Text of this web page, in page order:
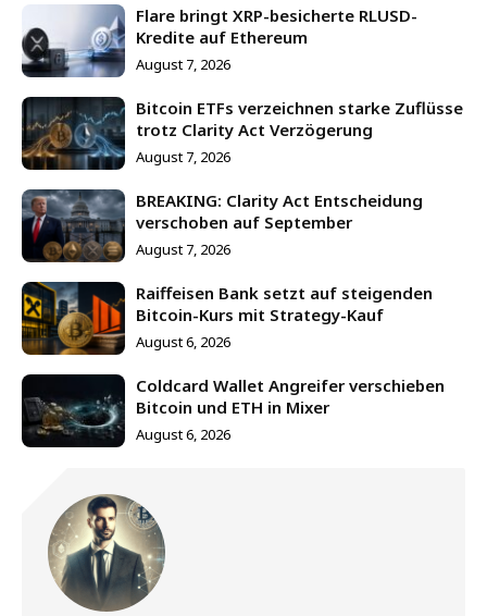
Flare bringt XRP-besicherte RLUSD-
Kredite auf Ethereum
August 7, 2026
Bitcoin ETFs verzeichnen starke Zuflüsse
trotz Clarity Act Verzögerung
August 7, 2026
BREAKING: Clarity Act Entscheidung
verschoben auf September
August 7, 2026
Raiffeisen Bank setzt auf steigenden
Bitcoin-Kurs mit Strategy-Kauf
August 6, 2026
Coldcard Wallet Angreifer verschieben
Bitcoin und ETH in Mixer
August 6, 2026